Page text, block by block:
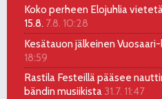
Koko perheen Elojuhlia
15.8. 7.8. 10:28
Kesätauon jälkeinen
18:59
Rastila Festeillä pääsee
bändin musiikista 31.7. 11:47